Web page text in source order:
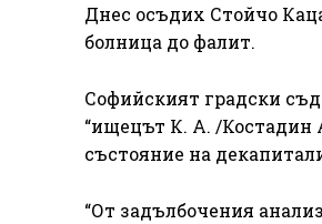
Днес осъдих Стойчо
болница до фалит.
Софийският градски
“ищецът К. А. /Костадин
състояние на
“От задълбочения